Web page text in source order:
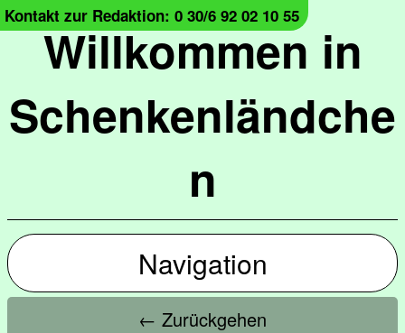
Willkommen in
Schenkenländche
n
Kontakt zur Redaktion: 0 30/6 92 02 10 55
Navigation
← Zurückgehen